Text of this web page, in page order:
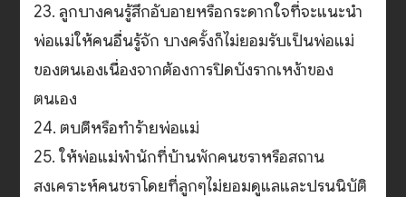
23. ลูกบางคนรู้สึกอับอายหรือกระดากใจที่จะแนะนำ
พ่อแม่ให้คนอื่นรู้จัก บางครั้งก็ไม่ยอมรับเป็นพ่อแม่
ของตนเองเนื่องจากต้องการปิดบังรากเหง้าของ
ตนเอง
24. ตบตีหรือทำร้ายพ่อแม่
25. ให้พ่อแม่พำนักที่บ้านพักคนชราหรือสถาน
สงเคราะห์คนชราโดยที่ลูกๆไม่ยอมดูแลและปรนนิบัติ